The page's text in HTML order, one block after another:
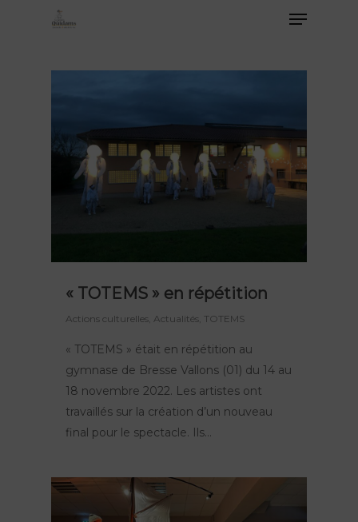
« TOTEMS » en répétition
Actions culturelles Actualités ,TOTEMS
« TOTEMS » était en répétition au
gymnase de Bresse Vallons (01) du 14 au
18 novembre 2022. Les artistes ont
travaillés sur la création d’un nouveau
final pour le spectacle. Ils…